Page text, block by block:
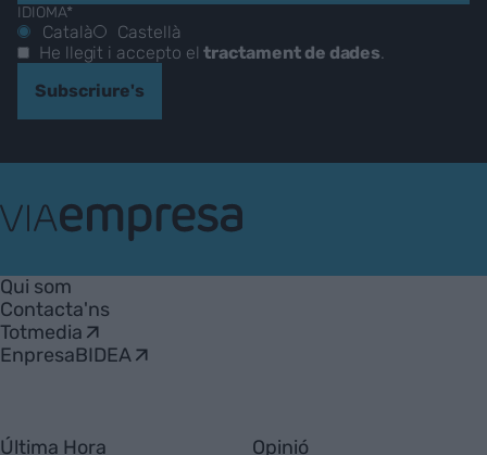
IDIOMA*
Català
Castellà
He llegit i accepto eltractament de dades.
Subscriure's
Empresa
Qui som
Contacta'ns
Totmedia
EnpresaBIDEA
Última Hora Opinió